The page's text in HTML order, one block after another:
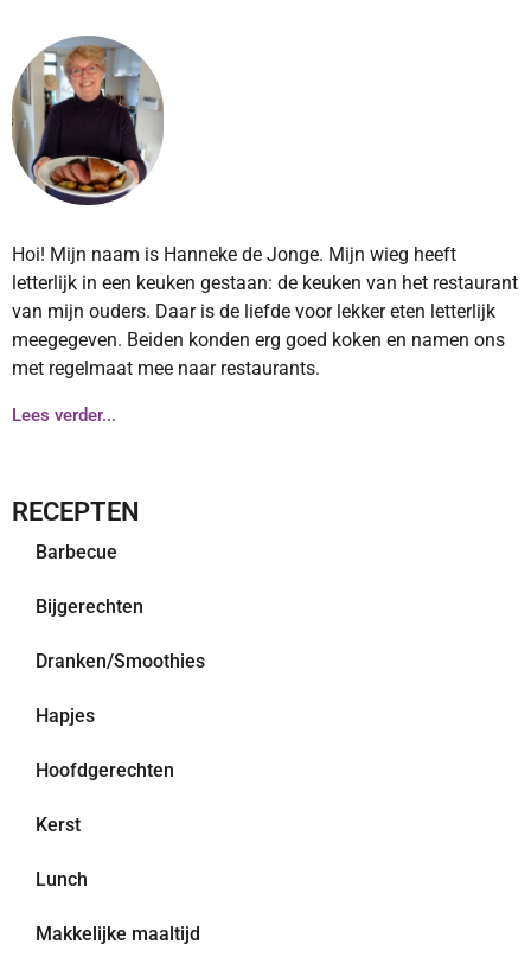
Hoi! Mijn naam is Hanneke de Jonge. Mijn wieg heeft
letterlijk in een keuken gestaan: de keuken van het restaurant
van mijn ouders. Daar is de liefde voor lekker eten letterlijk
meegegeven. Beiden konden erg goed koken en namen ons
met regelmaat mee naar restaurants.
Lees verder...
RECEPTEN
Barbecue
Bijgerechten
Dranken/Smoothies
Hapjes
Hoofdgerechten
Kerst
Lunch
Makkelijke maaltijd